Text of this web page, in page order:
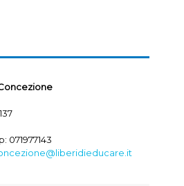
071977143